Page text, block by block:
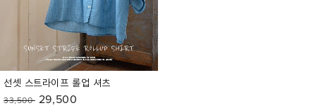
선셋 스트라이프 롤업 셔츠
33,500 29,500